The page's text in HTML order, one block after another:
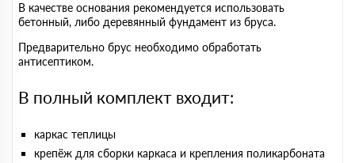
В качестве основания рекомендуется использовать
бетонный, либо деревянный фундамент из бруса.
Предварительно брус необходимо обработать
антисептиком.
В полный комплект входит:
каркас теплицы
крепёж для сборки каркаса и крепления поликарбоната